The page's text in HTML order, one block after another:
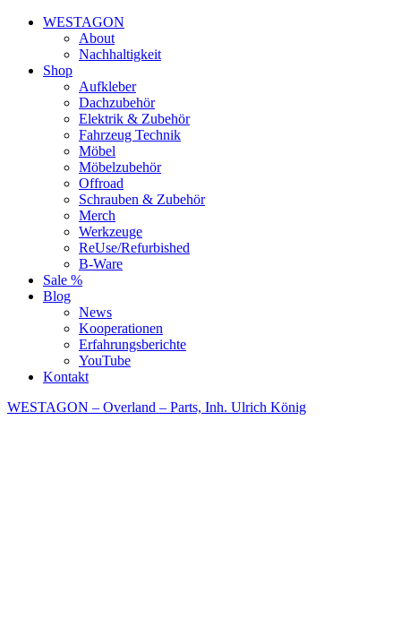
WESTAGON
About
Nachhaltigkeit
Shop
Aufkleber
Dachzubehör
Elektrik & Zubehör
Fahrzeug Technik
Möbel
Möbelzubehör
Offroad
Schrauben & Zubehör
Merch
Werkzeuge
ReUse/Refurbished
B-Ware
Sale %
Blog
News
Kooperationen
Erfahrungsberichte
YouTube
Kontakt
WESTAGON – Overland – Parts, Inh. Ulrich König